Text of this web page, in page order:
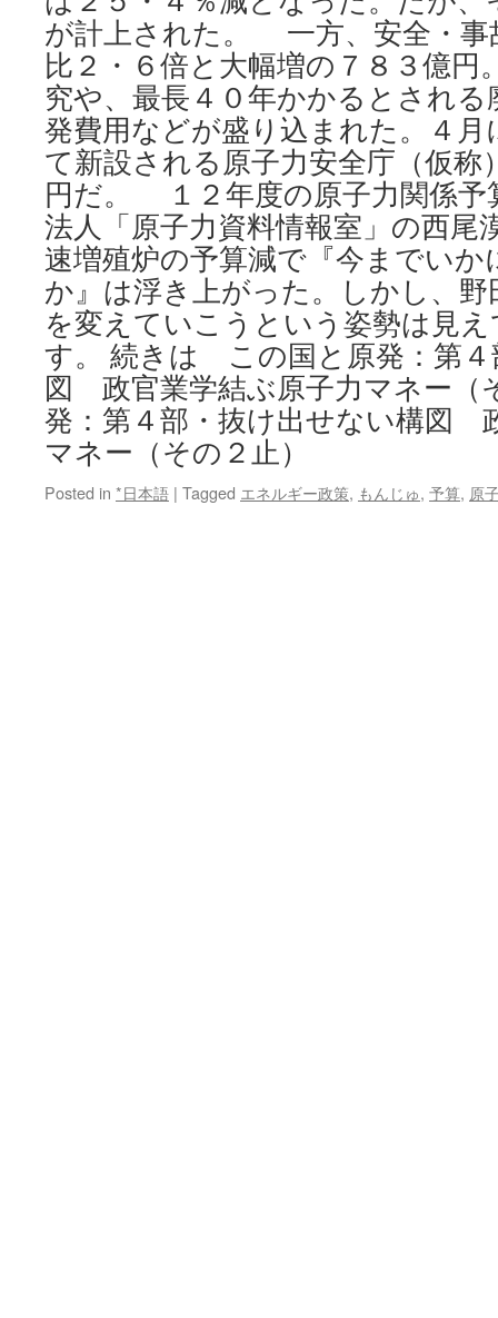
が計上された。 一方、安全・事
比２・６倍と大幅増の７８３億円
究や、最長４０年かかるとされ
発費用などが盛り込まれた。４
て新設される原子力安全庁（仮称
円だ。 １２年度の原子力関係予
法人「原子力資料情報室」の西尾
速増殖炉の予算減で『今までい
か』は浮き上がった。しかし、
を変えていこうという姿勢は見
す。 続きは この国と原発：第４
図 政官業学結ぶ原子力マネー（
発：第４部・抜け出せない構図
マネー（その２止）
Posted in *日本語 | Tagged エネルギー政策, もんじゅ, 予算, 原